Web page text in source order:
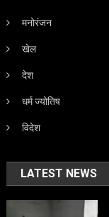
मनोरंजन
खेल
देश
धर्म ज्योतिष
विदेश
LATEST NEWS